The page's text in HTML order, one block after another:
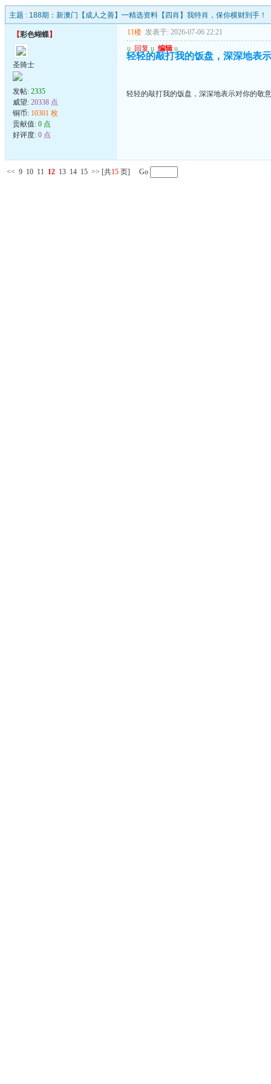
主题 : 188期：新澳门【成人之善】━精选资料【四肖】我特肖，保你横财到手！
【彩色蝴蝶】
圣骑士
发帖: 2335
威望: 20338 点
铜币: 10301 枚
贡献值: 0 点
好评度: 0 点
11楼 发表于: 2026-07-06 22:21
u 回复 u 编辑 u
轻轻的敲打我的饭盘，深深地表
轻轻的敲打我的饭盘，深深地表示对你的敬
<< 9 10 11 12 13 14 15 >> [共15 页] Go